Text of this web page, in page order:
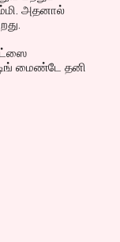
அதனால்
மைண்டே தனி